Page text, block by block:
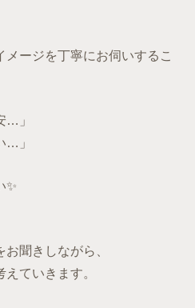
ージを丁寧にお伺いするこ
…」
…」
✨
聞きしながら、
ていきます。